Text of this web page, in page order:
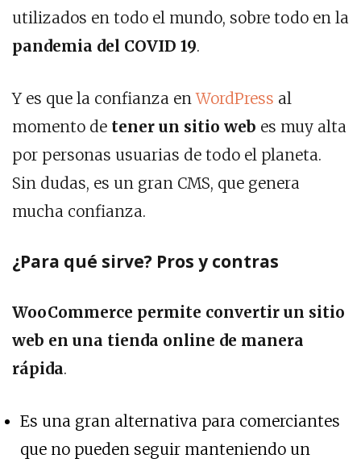
utilizados en todo el mundo, sobre todo en la
pandemia del COVID 19.
Y es que la confianza enWordPress al
momento de tener un sitio web es muy alta
por personas usuarias de todo el planeta.
Sin dudas, es un gran CMS, que genera
mucha confianza.
¿Para qué sirve? Pros y contras
WooCommerce permite convertir un sitio
web en una tienda online de manera
rápida.
Es una gran alternativa para comerciantes
que no pueden seguir manteniendo un